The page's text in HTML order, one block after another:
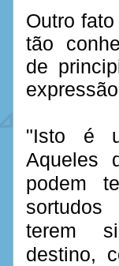
Outro
tão
de
"Isto é
Aqueles
podem
terem
destino,